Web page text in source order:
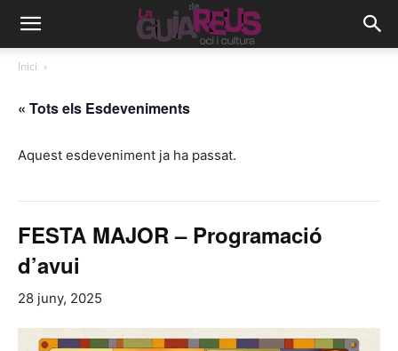
Inici
« Tots els Esdeveniments
Aquest esdeveniment ja ha passat.
FESTA MAJOR – Programació
d’avui
28 juny, 2025